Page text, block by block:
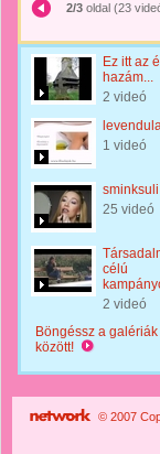
2/3 oldal (23
Ez itt az
hazám...
2 videó
1 videó
sminksuli
25 videó
célú
2 videó
Böngéssz a galériák
között!
© 2007